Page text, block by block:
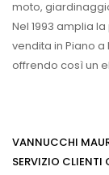
moto,
Nel 1993 amplia
vendita in Piano
offrendo così un
VANNUCCHI
SERVIZIO CLIENTI